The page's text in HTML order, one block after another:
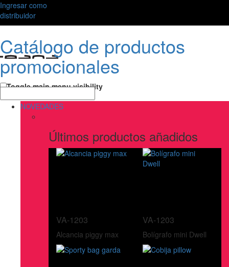
Ingresar como
distribuidor
Catálogo de productos
promocionales
Toggle main menu visibility
NOVEDADES
Últimos productos añadidos
VA-1203
Alcancia piggy max
VA-1203
Bolígrafo mini Dwell